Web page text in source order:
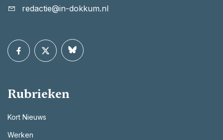
redactie@in-dokkum.nl
Rubrieken
Kort Nieuws
Werken